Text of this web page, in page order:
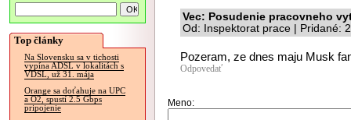
Top články
Na Slovensku sa v tichosti
vypína ADSL v lokalitách s
VDSL, už 31. mája
Orange sa doťahuje na UPC
a O2, spustí 2.5 Gbps
pripojenie
Vec: Posudenie pracovneho
Od: Inspektorat prace | Pridané:
Pozeram, ze dnes maju Musk
Odpovedať
Meno: